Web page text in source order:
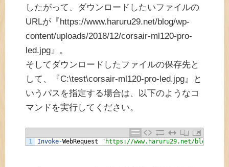
したがって、ダウンロードしたいファイルの
URLが『https://www.haruru29.net/blog/wp-
content/uploads/2018/12/corsair-ml120-pro-
led.jpg』。
そしてダウンロードしたファイルの保存先と
して、『C:\test\corsair-ml120-pro-led.jpg』と
いうパスを指定する場合は、以下のようなコ
マンドを実行してください。
1 Invoke-WebRequest "https://www.haruru29.net/blog/wp-